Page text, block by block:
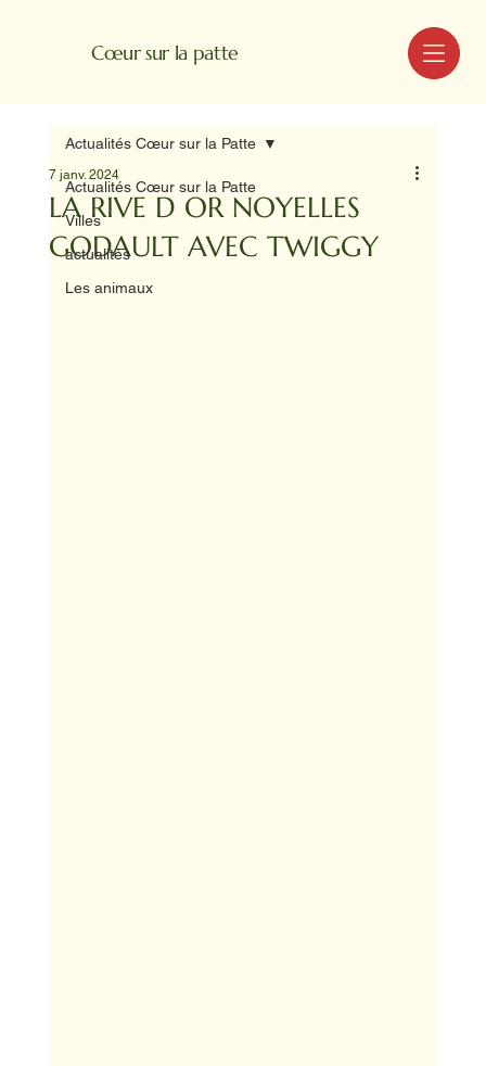
Cœur sur la patte MENU
Actualités Cœur sur la Patte
Villes
actualités
Les animaux
Actualités Cœur sur la Patte
LA RIVE D OR NOYELLES
GODAULT AVEC TWIGGY
7 janv. 2024